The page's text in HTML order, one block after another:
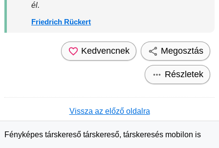
él.
Friedrich Rückert
Kedvencnek Megosztás
Részletek
Vissza az előző oldalra
Fényképes társkereső társkereső, társkeresés mobilon is